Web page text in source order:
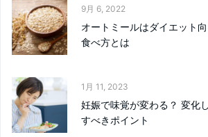
9月 6, 2022
オートミールはダイエット
食べ方とは
1月 11, 2023
妊娠で味覚が変わる？ 変化
すべきポイント